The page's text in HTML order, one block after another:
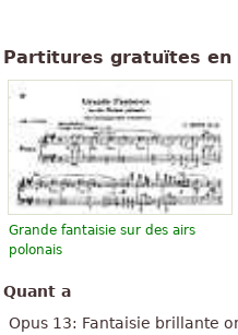
Partitures gratuïtes en
Grande fantaisie sur des airs
polonais
Quant a
Opus 13: Fantaisie brillante